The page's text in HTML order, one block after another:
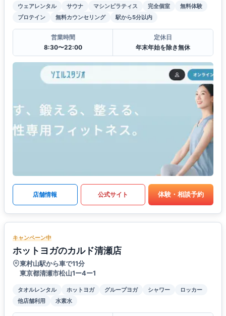
ウェアレンタル サウナ マシンピラティス 完全個室
無料体験
プロテイン
無料カウンセリング 駅から5分以内
営業時間
8:30〜22:00
定休日
年末年始を除き無休
店舗情報 公式サイト 体験・相談予約
キャンペーン中
ホットヨガのカルド清瀬店
東村山駅から車で11分
東京都清瀬市松山1ー4ー1
タオルレンタル ホットヨガ グループヨガ シャワー
ロッカー
他店舗利用
水素水